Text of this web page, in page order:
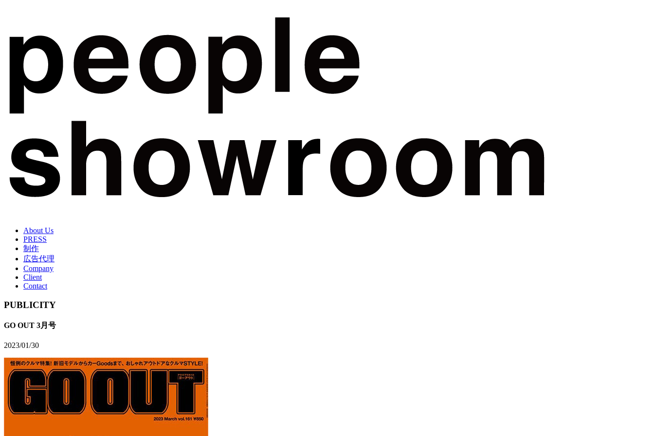
About Us
PRESS
制作
広告代理
Company
Client
Contact
PUBLICITY
GO OUT 3月号
2023/01/30